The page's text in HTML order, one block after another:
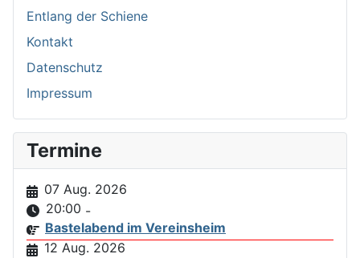
Entlang der Schiene
Kontakt
Datenschutz
Impressum
Termine
07 Aug. 2026
20:00 -
Bastelabend im Vereinsheim
12 Aug. 2026